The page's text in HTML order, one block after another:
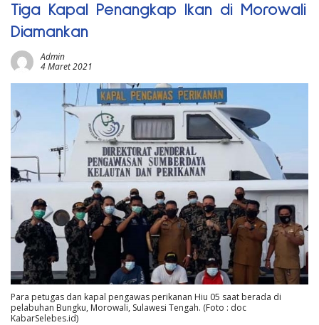
Tiga Kapal Penangkap Ikan di Morowali
Diamankan
Admin
4 Maret 2021
Para petugas dan kapal pengawas perikanan Hiu 05 saat berada di
pelabuhan Bungku, Morowali, Sulawesi Tengah. (Foto : doc
KabarSelebes.id)